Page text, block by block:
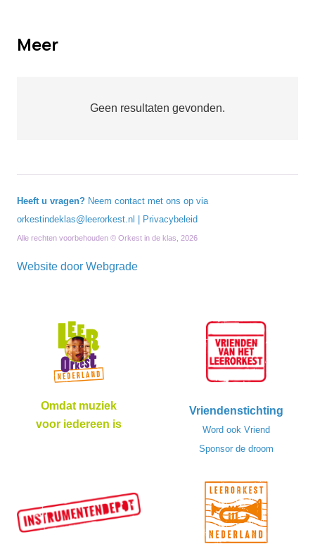
Meer
Geen resultaten gevonden.
Omdat muziek
voor iedereen is
Vriendenstichting
Word ook Vriend
Sponsor de droom
Heeft u vragen? Neem contact met ons op via
orkestindeklas@leerorkest.nl
Privacybeleid
Alle rechten voorbehouden © Orkest in de klas, 2026
Website door Webgrade